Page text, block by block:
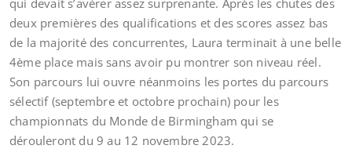
deux premières des qualifications et des scores assez bas
de la majorité des concurrentes, Laura terminait à une belle
4ème place mais sans avoir pu montrer son niveau réel.
Son parcours lui ouvre néanmoins les portes du parcours
sélectif (septembre et octobre prochain) pour les
championnats du Monde de Birmingham qui se
dérouleront du 9 au 12 novembre 2023.